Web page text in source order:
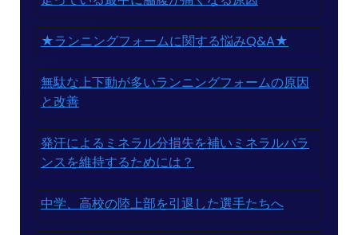
★ランニングフォームに関する悩みQ&A★
無駄な上下動が多いランニングフォームの原因
と改善
発汗によるミネラル分損失を補いミネラルバラ
ンスを維持するためには？
中学、高校の陸上部を引退した選手たちへ